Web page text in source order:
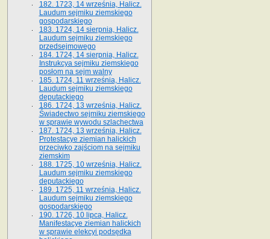
182. 1723, 14 września, Halicz.
Laudum sejmiku ziemskiego
gospodarskiego
183. 1724, 14 sierpnia, Halicz.
Laudum sejmiku ziemskiego
przedsejmowego
184. 1724, 14 sierpnia, Halicz.
Instrukcya sejmiku ziemskiego
posłom na sejm walny
185. 1724, 11 września, Halicz.
Laudum sejmiku ziemskiego
deputackiego
186. 1724, 13 września, Halicz.
Świadectwo sejmiku ziemskiego
w sprawie wywodu szlachectwa
187. 1724, 13 września, Halicz.
Protestacye ziemian halickich
przeciwko zajściom na sejmiku
ziemskim
188. 1725, 10 września, Halicz.
Laudum sejmiku ziemskiego
deputackiego
189. 1725, 11 września, Halicz.
Laudum sejmiku ziemskiego
gospodarskiego
190. 1726, 10 lipca, Halicz.
Manifestacye ziemian halickich
w sprawie elekcyi podsędka